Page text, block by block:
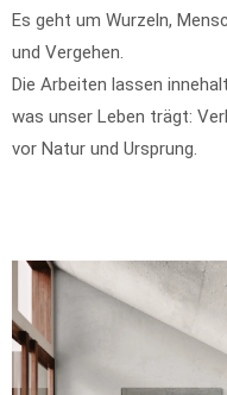
Es geht um Wurzeln,
und Vergehen.
Die Arbeiten lassen
was unser Leben trägt:
vor Natur und Ursprung.